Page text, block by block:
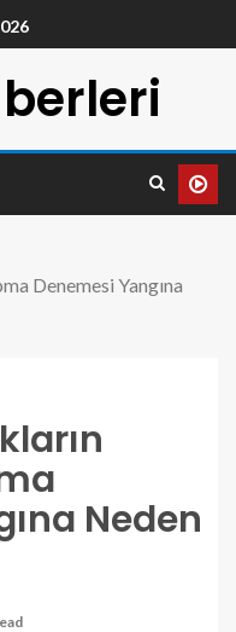
Denemesi Yangına
Neden